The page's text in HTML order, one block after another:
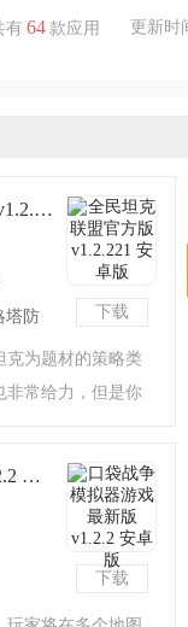
有 64 款应用 更新时
下载
全民坦克联盟官方版v1.2.221 安卓版
塔防
克为题材的策略类
非常给力，但是你
的胜利进行布局
下载
口袋战争模拟器游戏最新版v1.2.2 安卓版